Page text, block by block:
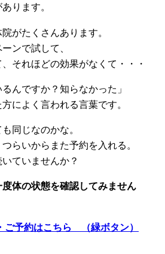
ります。
がたくさんあります。
ンで試して、
それほどの効果がなくて・・・
んですか？知らなかった」
によく言われる言葉です。
同じなのかな。
らいからまた予約を入れる。
ていませんか？
体の状態を確認してみません
予約はこちら （緑ボタン）